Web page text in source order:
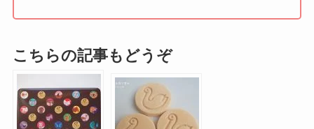
こちらの記事もどうぞ